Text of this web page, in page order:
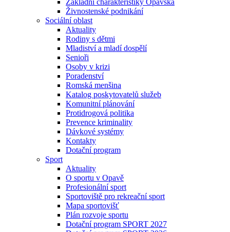
Základní charakteristiky Opavska
Živnostenské podnikání
Sociální oblast
Aktuality
Rodiny s dětmi
Mladiství a mladí dospělí
Senioři
Osoby v krizi
Poradenství
Romská menšina
Katalog poskytovatelů služeb
Komunitní plánování
Protidrogová politika
Prevence kriminality
Dávkové systémy
Kontakty
Dotační program
Sport
Aktuality
O sportu v Opavě
Profesionální sport
Sportoviště pro rekreační sport
Mapa sportovišť
Plán rozvoje sportu
Dotační program SPORT 2027